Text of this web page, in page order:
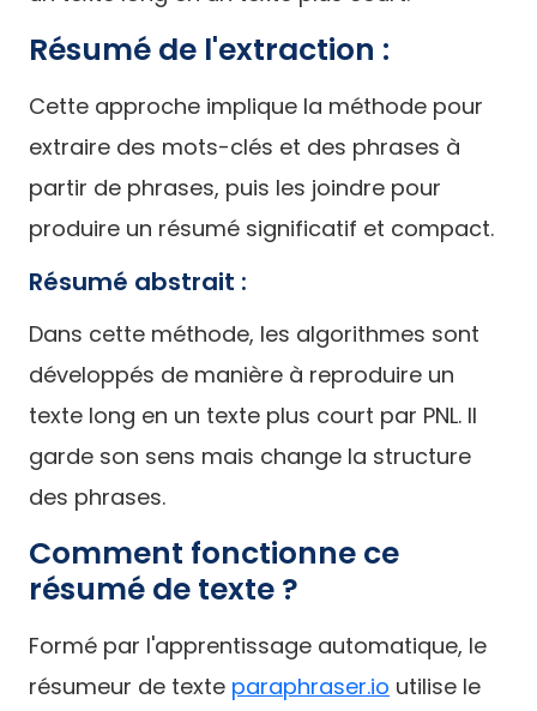
Résumé de l'extraction :
Cette approche implique la méthode pour
extraire des mots-clés et des phrases à
partir de phrases, puis les joindre pour
produire un résumé significatif et compact.
Résumé abstrait :
Dans cette méthode, les algorithmes sont
développés de manière à reproduire un
texte long en un texte plus court par PNL. Il
garde son sens mais change la structure
des phrases.
Comment fonctionne ce
résumé de texte ?
Formé par l'apprentissage automatique, le
résumeur de texte paraphraser.io utilise le